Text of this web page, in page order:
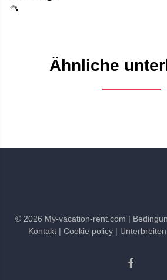
Ähnliche
© 2026 My-vacation-rent.com |
Kontakt | Cookie policy |